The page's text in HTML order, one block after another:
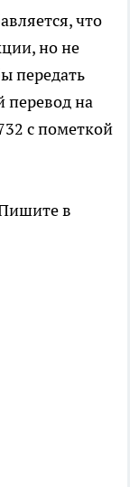
что
но не
передать
перевод на
с пометкой
в